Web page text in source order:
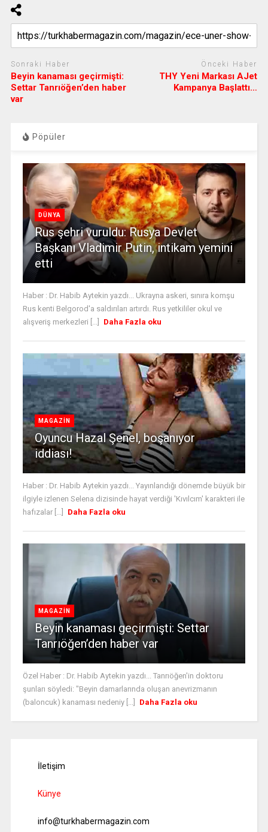
Sonraki Haber
Beyin kanaması geçirmişti:
Settar Tanrıöğen’den haber
var
Önceki Haber
THY Yeni Markası AJet
Kampanya Başlattı…
Pöpüler
DÜNYA
Rus şehri vuruldu: Rusya Devlet
Başkanı Vladimir Putin, intikam yemini
etti
Haber : Dr. Habib Aytekin yazdı... Ukrayna askeri, sınıra komşu
Rus kenti Belgorod'a saldırıları artırdı. Rus yetkililer okul ve
alışveriş merkezleri [...]
Daha Fazla oku
MAGAZİN
Oyuncu Hazal Şenel, boşanıyor
iddiası!
Haber : Dr. Habib Aytekin yazdı... Yayınlandığı dönemde büyük bir
ilgiyle izlenen Selena dizisinde hayat verdiği 'Kıvılcım' karakteri ile
hafızalar [...]
Daha Fazla oku
MAGAZİN
Beyin kanaması geçirmişti: Settar
Tanrıöğen’den haber var
Özel Haber : Dr. Habib Aytekin yazdı... Tanrıöğen'in doktoru
şunları söyledi: "Beyin damarlarında oluşan anevrizmanın
(baloncuk) kanaması nedeniy [...]
Daha Fazla oku
İletişim
Künye
info@turkhabermagazin.com